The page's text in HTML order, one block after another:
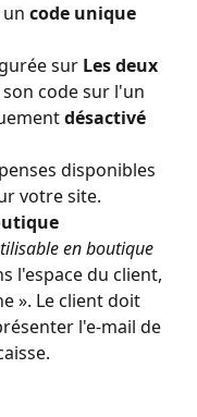
code unique
sur Les deux
code sur l'un
désactivé
disponibles
votre site.
en boutique
l'espace du client,
». Le client doit
l'e-mail de